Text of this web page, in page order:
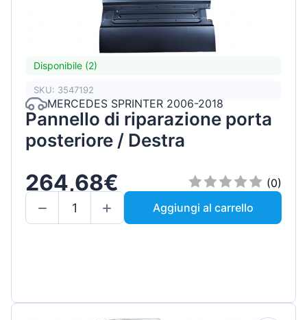
Disponibile (2)
SKU: 3547192
MERCEDES SPRINTER 2006-2018
Pannello di riparazione porta
posteriore / Destra
264,68€
(0)
Aggiungi al carrello